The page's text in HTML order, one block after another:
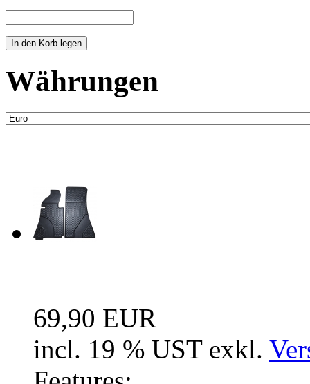
Währungen
69,90 EUR
incl. 19 % UST exkl.